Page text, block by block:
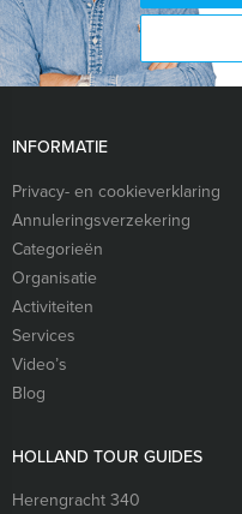
INFORMATIE
Privacy- en cookieverklaring
Annuleringsverzekering
Categorieën
Organisatie
Activiteiten
Services
Video’s
Blog
HOLLAND TOUR GUIDES
Herengracht 340